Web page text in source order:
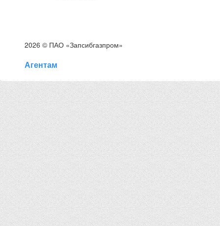
2026 © ПАО «Запсибгазпром»
Агентам